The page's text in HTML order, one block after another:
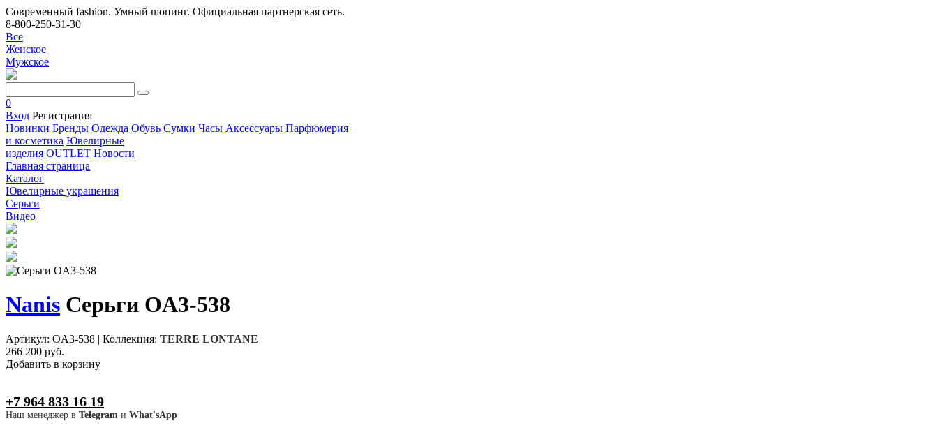
Современный fashion. Умный шопинг. Официальная партнерская сеть.
8-800-250-31-30
Все
Женское
Мужское
0
Вход Регистрация
Новинки Бренды Одежда Обувь Сумки Часы Аксессуары Парфюмерия
и косметика Ювелирные
изделия OUTLET Новости
Главная страница
Каталог
Ювелирные украшения
Серьги
Видео
Nanis Серьги OA3-538
Артикул: OA3-538 | Коллекция: TERRE LONTANE
266 200 руб.
Добавить в корзину
+7 964 833 16 19
Наш менеджер в Telegram и What'sApp